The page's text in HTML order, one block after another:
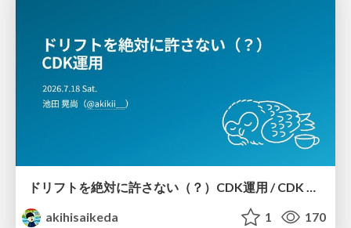
ドリフトを絶対に許さない（？）CDK運用 / CDK Ops with Zero Tolerance for Drifts (?)
akihisaikeda
1 170